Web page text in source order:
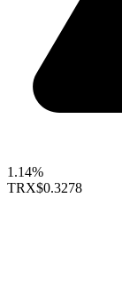
1.14%
TRX$0.3278